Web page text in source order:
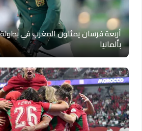
أربعة فرسان يمثلون المغرب في بطولة
بألمانيا